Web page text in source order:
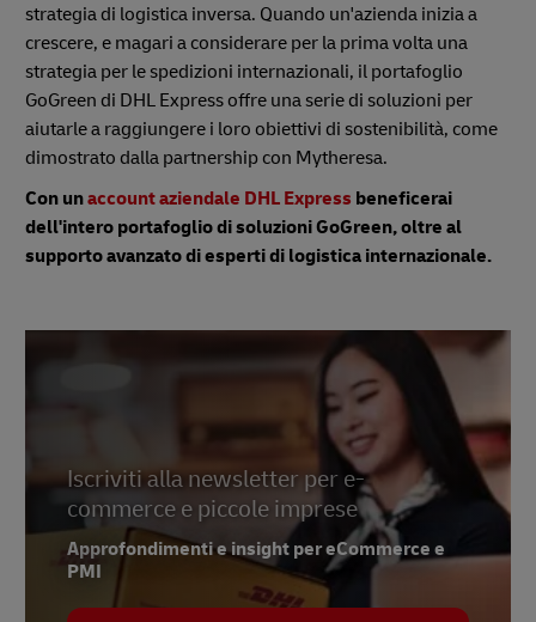
strategia di logistica inversa. Quando un'azienda inizia a
crescere, e magari a considerare per la prima volta una
strategia per le spedizioni internazionali, il portafoglio
GoGreen di DHL Express offre una serie di soluzioni per
aiutarle a raggiungere i loro obiettivi di sostenibilità, come
dimostrato dalla partnership con Mytheresa.
Con unaccount aziendale DHL Express beneficerai
dell'intero portafoglio di soluzioni GoGreen, oltre al
supporto avanzato di esperti di logistica internazionale.
Iscriviti alla newsletter per e-
commerce e piccole imprese
Approfondimenti e insight per eCommerce e
PMI